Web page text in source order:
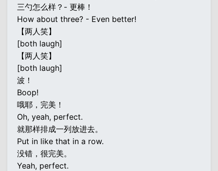
三勺怎么样？- 更棒！
How about three? - Even better!
【两人笑】
[both laugh]
【两人笑】
[both laugh]
波！
Boop!
哦耶，完美！
Oh, yeah, perfect.
就那样排成一列放进去。
Put in like that in a row.
没错，很完美。
Yeah, perfect.